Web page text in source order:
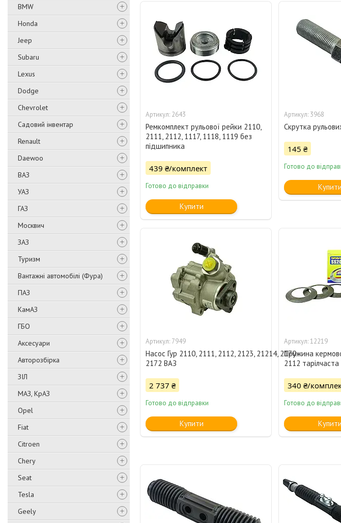
BMW
Honda
Jeep
Subaru
Lexus
Dodge
Chevrolet
Садовий інвентар
Renault
Daewoo
ВАЗ
УАЗ
ГАЗ
Москвич
ЗАЗ
Туризм
Вантажні автомобілі (Фура)
ПАЗ
КамАЗ
ГБО
Аксесуари
Авторозбірка
ЗІЛ
МАЗ, КрАЗ
Opel
Fiat
Citroen
Chery
Seat
Tesla
Geely
2643
Ремкомплект рульової рейки 2110,
2111, 2112, 1117, 1118, 1119 без
підшипника
439 ₴/комплект
Готово до відправки
Купити
3968
Скрутка
145 ₴
Готово до
Купити
7949
Насос Гур 2110, 2111, 2112, 2123, 21214, 2170-
2172 ВАЗ
2 737 ₴
Готово до відправки
Купити
12219
Пружина
2112
340 ₴/
Готово до
Купити